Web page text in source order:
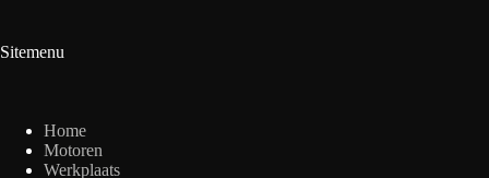
Sitemenu
Home
Motoren
Werkplaats